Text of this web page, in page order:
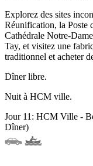
Explorez des sites
Réunification, la Poste
Cathédrale Notre-
Tay, et visitez une
traditionnel et acheter
Dîner libre.
Nuit à HCM ville.
Jour 11: HCM Ville -
Dîner)